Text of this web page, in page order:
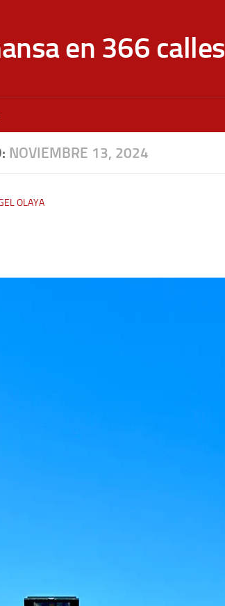
en 366 calles
NOVIEMBRE 13, 2024
OLAYA